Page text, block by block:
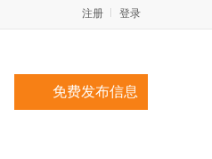
登录
注册
免费发布信息